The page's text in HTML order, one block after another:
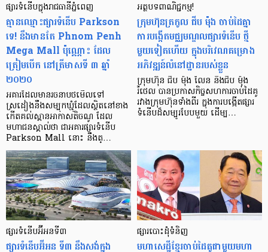
ផ្សារទំនើប​ក្នុងរាជធានីភ្នំពេញ
គ្មានឈ្មោះផ្សារទំនើប Parkson
ទេ! នឹងមានតែ Phnom Penh
Mega Mall ប៉ុណ្ណោះ ដែល
ត្រៀមបើក នៅត្រីមាសទី ៣ ឆ្នាំ
២០២០
អគារដែលមានរចនាបថមើលទៅ
ស្រដៀងនឹងសម្បុកឃ្មុំដែលស្ថិតនៅខាង
កើតគល់ស្ពានអាកាសតិចណូ ដែល
មហាជនស្គាល់ថា ជាអគារផ្សារទំនើប
Parkson Mall នោះ នឹងត្…
អត្ថបទពាណិជ្ជកម្ម!
ក្រុមហ៊ុនត្រកូល ជីប ម៉ុង ចាប់ដៃគ្នា
ការបង្កើតមជ្ឈមណ្ឌលផ្សារទំនើប ថ្មី
មួយទៀតហើយ ក្នុងបរិវេណគម្រោង
អភិវឌ្ឍន៍លំនៅដ្ឋានរបស់ខ្លួន
ក្រុមហ៊ុន ជីប ម៉ុង លែន និងជីប ម៉ុង
រីថេល បានប្រកាសកិច្ចសហការចាប់ដៃគូ
រវាងក្រុមហ៊ុនទាំងពីរ ក្នុងការបង្កើតផ្សារ
ទំនើបដ៏សម្បូរបែបមួយ ដើម្ប…
ផ្សារទំនើប​អ៊ីអនទី៣
ផ្សារទំនើបអ៊ីអន ទី៣ នឹងសង់ក្នុង
ផ្សារ​បោះ​ដុំ​ទំនិញ
មហា​សេដ្ឋី​ខ្មែរ​ចាប់​ដៃគូ​ជាមួយ​មហា​